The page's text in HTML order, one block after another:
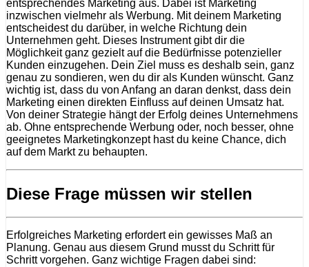
entsprechendes Marketing aus. Dabei ist Marketing
inzwischen vielmehr als Werbung. Mit deinem Marketing
entscheidest du darüber, in welche Richtung dein
Unternehmen geht. Dieses Instrument gibt dir die
Möglichkeit ganz gezielt auf die Bedürfnisse potenzieller
Kunden einzugehen. Dein Ziel muss es deshalb sein, ganz
genau zu sondieren, wen du dir als Kunden wünscht. Ganz
wichtig ist, dass du von Anfang an daran denkst, dass dein
Marketing einen direkten Einfluss auf deinen Umsatz hat.
Von deiner Strategie hängt der Erfolg deines Unternehmens
ab. Ohne entsprechende Werbung oder, noch besser, ohne
geeignetes Marketingkonzept hast du keine Chance, dich
auf dem Markt zu behaupten.
Diese Frage müssen wir stellen
Erfolgreiches Marketing erfordert ein gewisses Maß an
Planung. Genau aus diesem Grund musst du Schritt für
Schritt vorgehen. Ganz wichtige Fragen dabei sind: